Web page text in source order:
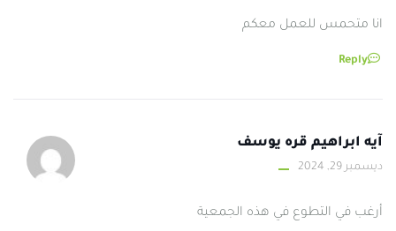
انا متحمس للعمل معكم
Reply
آيه ابراهيم قره يوسف
ديسمبر 29, 2024
أرغب في التطوع في هذه الجمعية